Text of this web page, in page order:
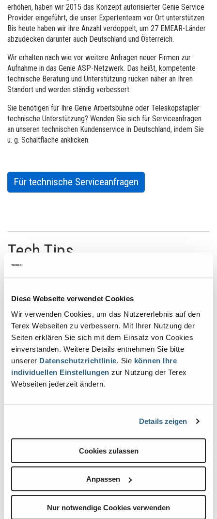
Diese Webseite verwendet Cookies
Wir verwenden Cookies, um das Nutzererlebnis auf den
Terex Webseiten zu verbessern. Mit Ihrer Nutzung der
Seiten erklären Sie sich mit dem Einsatz von Cookies
einverstanden. Weitere Details entnehmen Sie bitte
unserer Datenschutzrichtlinie . Sie können Ihre
individuellen Einstellungen zur Nutzung der Terex
Webseiten jederzeit ändern.
Details zeigen
Cookies zulassen
Anpassen
Nur notwendige Cookies verwenden
Service Schulung
Product Schulung
Firmware
Gewährleistung und Produktregistrierung
BIM - Building Information Modeling
Genie Lift Connect Telematics
Marketing-Werkzeuge
Jobs
Besuchen Sie Terex.com
Investor Relations – Investoren
erhöhen, haben wir 2015 das Konzept autorisierter Genie Service
Provider eingeführt, die unser Expertenteam vor Ort unterstützen.
Bis heute haben wir ihre Anzahl verdoppelt, um 27 EMEAR-Länder
abzudecken darunter auch Deutschland und Österreich.
Wir erhalten nach wie vor weitere Anfragen neuer Firmen zur
Aufnahme in das Genie ASP-Netzwerk. Das heißt, kompetente
technische Beratung und Unterstützung rücken näher an Ihren
Standort und werden ständig verbessert.
Sie benötigen für Ihre Genie Arbeitsbühne oder Teleskopstapler
technische Unterstützung? Wenden Sie sich für Serviceanfragen
an unseren technischen Kundenservice in Deutschland, indem Sie
u. g. Schaltfläche anklicken.
Für technische Serviceanfragen
Tech Tips
unserer Website eingerichtet, der einen schnellen und einfachen
Zugriff auf Antworten zu häufig gestellten Fragen (FAQ) bietet.
Finden Sie die Antworten, die Sie brauchen, wenn Sie sie brauchen.
(Derzeit nur in englischer Sprache, rufen Sie uns an, wenn Sie
weitere Erläuterungen benötigen.)
All Products
Telescopic and Articulated Booms
View All
TMZ50 choke